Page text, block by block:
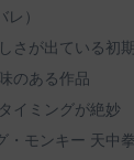
）
さが出ている初
のある作品
イミングが絶妙
・モンキー 天中